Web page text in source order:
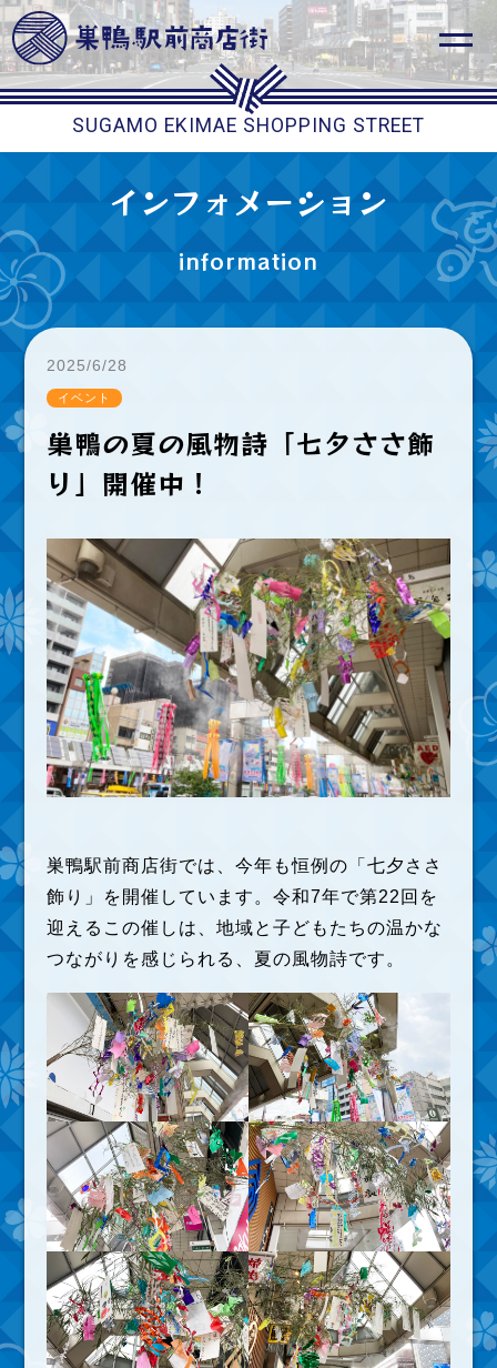
SUGAMO EKIMAE SHOPPING STREET
インフォメーション
information
2025/6/28
イベント
巣鴨の夏の風物詩「七夕ささ飾
り」開催中！
巣鴨駅前商店街では、今年も恒例の「七夕ささ
飾り」を開催しています。令和7年で第22回を
迎えるこの催しは、地域と子どもたちの温かな
つながりを感じられる、夏の風物詩です。